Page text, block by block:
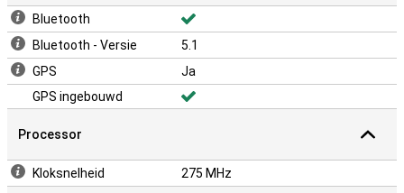
Bluetooth
Bluetooth - Versie
5.1
GPS
Ja
GPS ingebouwd
Processor
Kloksnelheid 275 MHz